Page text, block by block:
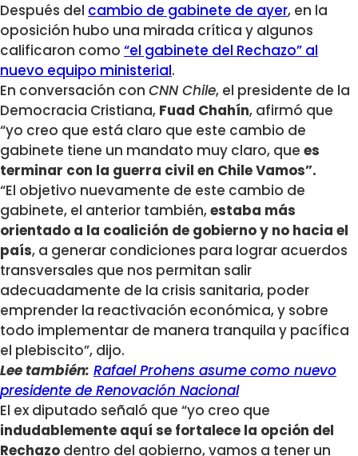
Después del cambio de gabinete de ayer, en la
oposición hubo una mirada crítica y algunos
calificaron como “el gabinete del Rechazo” al
nuevo equipo ministerial.
En conversación con CNN Chile, el presidente de la
Democracia Cristiana, Fuad Chahín, afirmó que
“yo creo que está claro que este cambio de
gabinete tiene un mandato muy claro, que es
terminar con la guerra civil en Chile Vamos”.
“El objetivo nuevamente de este cambio de
gabinete, el anterior también,estaba más
orientado a la coalición de gobierno y no hacia el
país, a generar condiciones para lograr acuerdos
transversales que nos permitan salir
adecuadamente de la crisis sanitaria, poder
emprender la reactivación económica, y sobre
todo implementar de manera tranquila y pacífica
el plebiscito”, dijo.
Lee también: Rafael Prohens asume como nuevo
presidente de Renovación Nacional
El ex diputado señaló que “yo creo que
indudablemente aquí se fortalece la opción del
Rechazo dentro del gobierno, vamos a tener un